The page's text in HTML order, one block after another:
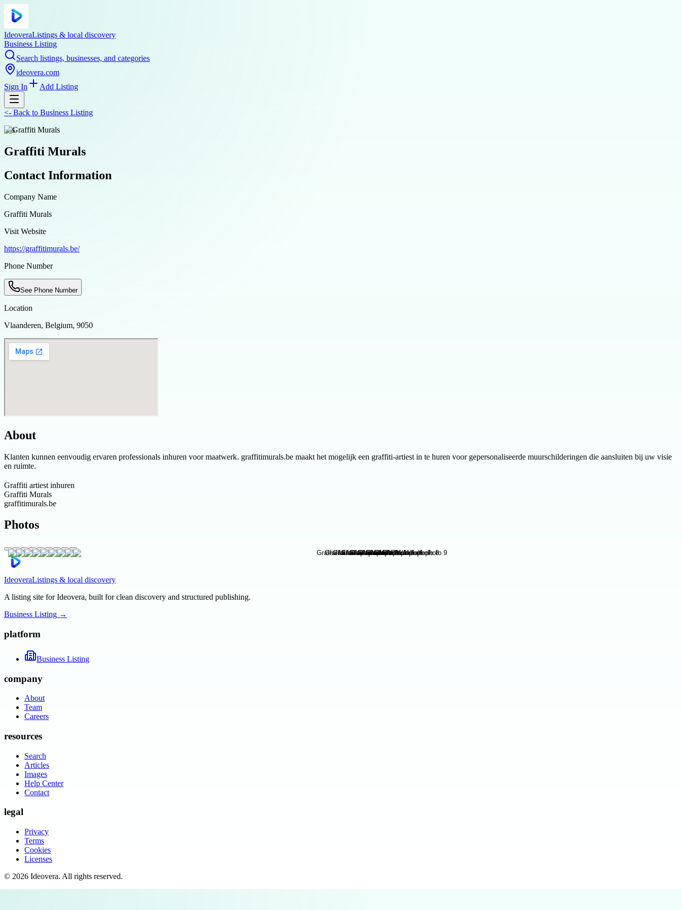
IdeoveraListings & local discovery
Business Listing
Search listings, businesses, and categories
ideovera.com
Sign In
Add Listing
<- Back to Business Listing
arts
Graffiti Murals
Contact Information
Company Name
Graffiti Murals
Visit Website
https://graffitimurals.be/
Phone Number
See Phone Number
Location
Vlaanderen, Belgium, 9050
About
Klanten kunnen eenvoudig ervaren professionals inhuren voor maatwerk. graffitimurals.be maakt het mogelijk een graffiti-artiest in te huren voor gepersonaliseerde muurschilderingen die aansluiten bij uw visie
en ruimte.
Graffiti artiest inhuren
Graffiti Murals
graffitimurals.be
Photos
IdeoveraListings & local discovery
A listing site for Ideovera, built for clean discovery and structured publishing.
Business Listing →
platform
Business Listing
company
About
Team
Careers
resources
Search
Articles
Images
Help Center
Contact
legal
Privacy
Terms
Cookies
Licenses
© 2026 Ideovera. All rights reserved.